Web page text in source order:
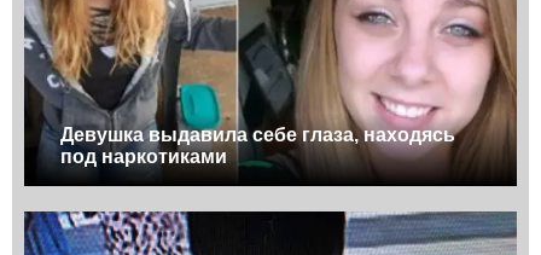
Девушка выдавила себе глаза, находясь
под наркотиками